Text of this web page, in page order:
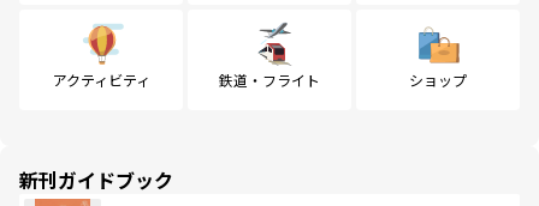
アクティビティ 鉄道・フライト ショップ
新刊ガイドブック